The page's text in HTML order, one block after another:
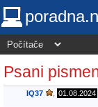
Psani
IQ37 01.08.2024